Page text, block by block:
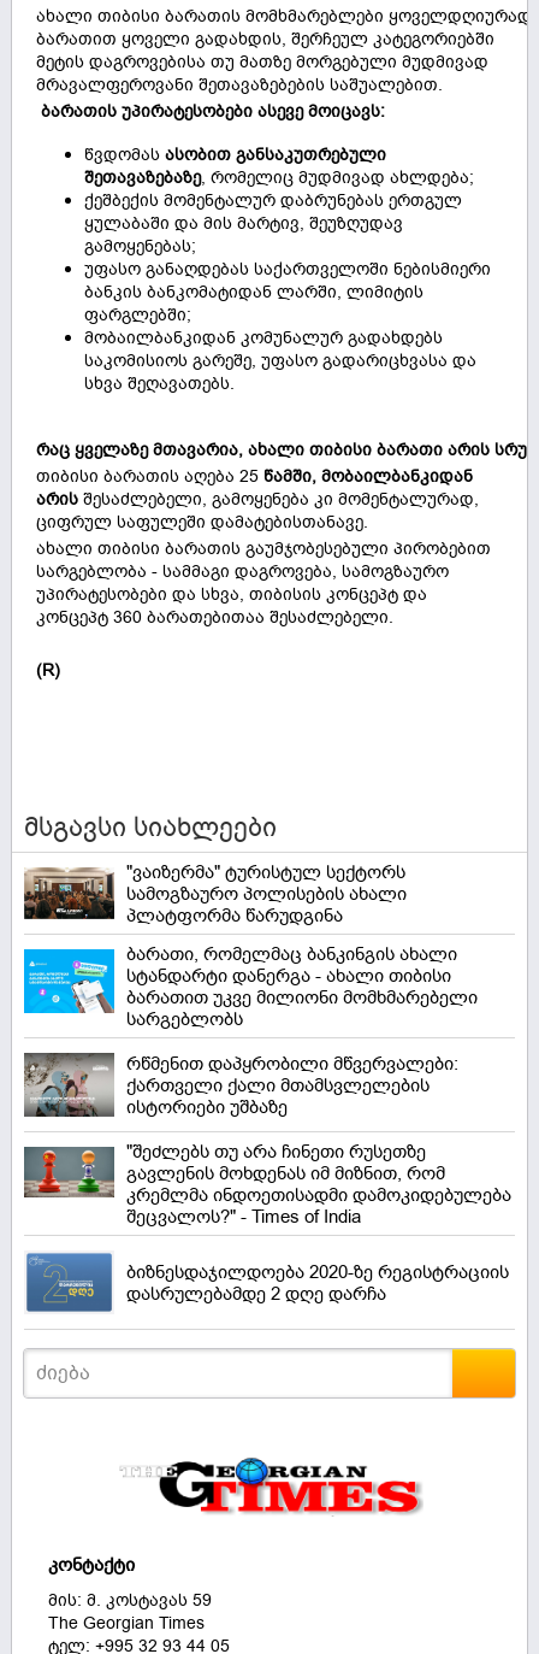
ახალი თიბისი ბარათის მომხმარებლები ყოველდღიურად
ბარათით ყოველი გადახდის, შერჩეულ კატეგორიებში
მეტის დაგროვებისა თუ მათზე მორგებული მუდმივად
მრავალფეროვანი შეთავაზებების საშუალებით.
ბარათის უპირატესობები ასევე მოიცავს:
წვდომას ასობით განსაკუთრებული
შეთავაზებაზე, რომელიც მუდმივად ახლდება;
ქეშბექის მომენტალურ დაბრუნებას ერთგულ
ყულაბაში და მის მარტივ, შეუზღუდავ
გამოყენებას;
უფასო განაღდებას საქართველოში ნებისმიერი
ბანკის ბანკომატიდან ლარში, ლიმიტის
ფარგლებში;
მობაილბანკიდან კომუნალურ გადახდებს
საკომისიოს გარეშე, უფასო გადარიცხვასა და
სხვა შეღავათებს.
რაც ყველაზე მთავარია, ახალი თიბისი ბარათი არის
თიბისი ბარათის აღება 25 წამში, მობაილბანკიდან
არის შესაძლებელი, გამოყენება კი მომენტალურად,
ციფრულ საფულეში დამატებისთანავე.
ახალი თიბისი ბარათის გაუმჯობესებული პირობებით
სარგებლობა - სამმაგი დაგროვება, სამოგზაურო
უპირატესობები და სხვა, თიბისის კონცეპტ და
კონცეპტ 360 ბარათებითაა შესაძლებელი.
(R)
მსგავსი სიახლეები
"ვაიზერმა" ტურისტულ სექტორს
სამოგზაურო პოლისების ახალი
პლატფორმა წარუდგინა
ბარათი, რომელმაც ბანკინგის ახალი
სტანდარტი დანერგა - ახალი თიბისი
ბარათით უკვე მილიონი მომხმარებელი
სარგებლობს
რწმენით დაპყრობილი მწვერვალები:
ქართველი ქალი მთამსვლელების
ისტორიები უშბაზე
"შეძლებს თუ არა ჩინეთი რუსეთზე
გავლენის მოხდენას იმ მიზნით, რომ
კრემლმა ინდოეთისადმი დამოკიდებულება
შეცვალოს?" - Times of India
ბიზნესდაჯილდოება 2020-ზე რეგისტრაციის
დასრულებამდე 2 დღე დარჩა
კონტაქტი
მის: მ. კოსტავას 59
The Georgian Times
ტელ: +995 32 93 44 05